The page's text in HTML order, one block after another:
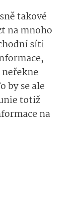
takové
na mnoho
síti
by se ale
totiž
na